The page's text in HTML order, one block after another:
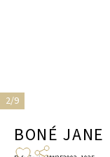
2/9
BONÉ JANE